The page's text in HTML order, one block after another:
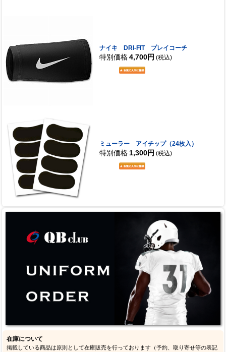
ナイキ DRI-FIT プレイコーチ
特別価格 4,700円 (税込)
ミューラー アイチップ（24枚入）
特別価格 1,300円 (税込)
在庫について
掲載している商品は原則として在庫販売を行っております（予約、取り寄せ等の表記